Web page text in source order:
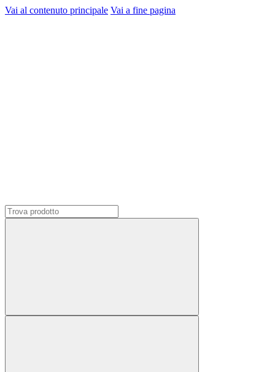
Vai al contenuto principale Vai a fine pagina